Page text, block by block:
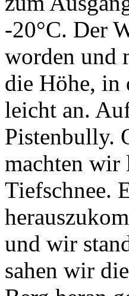
-20°C. Der
worden und
die Höhe, in
leicht an.
Pistenbully.
machten wir
Tiefschnee.
und wir
sahen wir